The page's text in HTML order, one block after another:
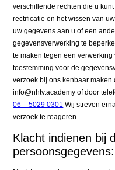
verschillende rechten die u
rectificatie en het wissen van
uw gegevens aan u of een
gegevensverwerking te
te maken tegen een
toestemming voor de
verzoek bij ons kenbaar
info@nhtv.academy of door
06 – 5029 0301 Wij streven
verzoek te reageren.
Klacht indienen bij
persoonsgegevens: